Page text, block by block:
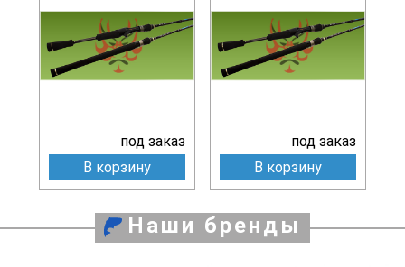
под заказ
В корзину
под заказ
В корзину
Наши бренды